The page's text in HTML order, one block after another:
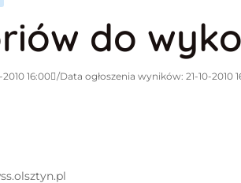
do
16:00 Data ogłoszenia wyników: 21-10-2010